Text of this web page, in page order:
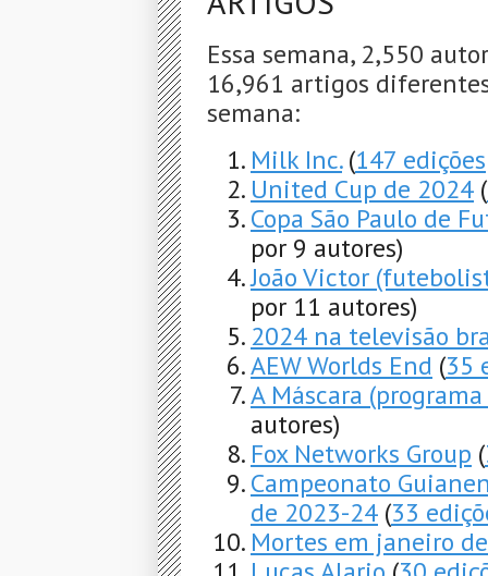
Essa semana, 2,550
16,961 artigos
semana:
Milk Inc. (147 edições
United Cup de 2024 (
Copa São Paulo de
por 9 autores)
João Victor
por 11 autores)
2024 na televisão
AEW Worlds End (35
A Máscara
autores)
Fox Networks Group (
Campeonato
de 2023-24 (33
Mortes em janeiro